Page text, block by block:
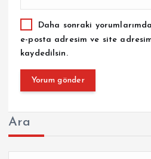
Daha sonraki
e-posta adresim ve site
kaydedilsin.
Ara